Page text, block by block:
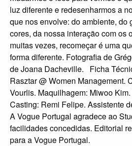
luz diferente e redesenharmos a
que nos envolve: do ambiente, do
cores, da nossa interação com os
muitas vezes, recomeçar é uma
forma diferente. Fotografia de
de Joana Dacheville. Ficha
Rasztar @ Women Management.
Vourlis. Maquilhagem: Miwoo
Casting: Remi Felipe. Assistente
A Vogue Portugal agradece ao
facilidades concedidas. Editorial
para a Vogue Portugal.